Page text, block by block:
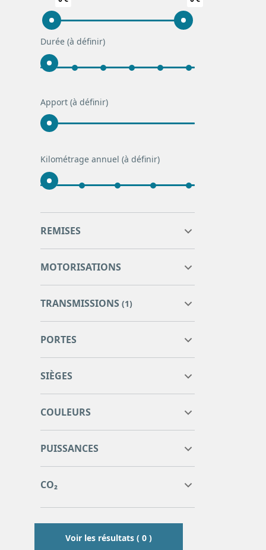
SEAT 10
SKODA 62
TOYOTA 4
VOLVO 1
Durée (à définir)
Apport (à définir)
Kilométrage annuel (à définir)
REMISES
MOTORISATIONS
TRANSMISSIONS (1)
PORTES
SIÈGES
COULEURS
PUISSANCES
CO₂
Voir les résultats ( 0 )